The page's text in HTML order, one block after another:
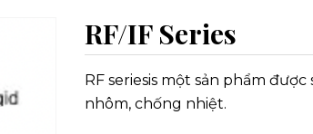
RF/IF Series
RF seriesis một sản phẩm
nhôm, chống nhiệt.